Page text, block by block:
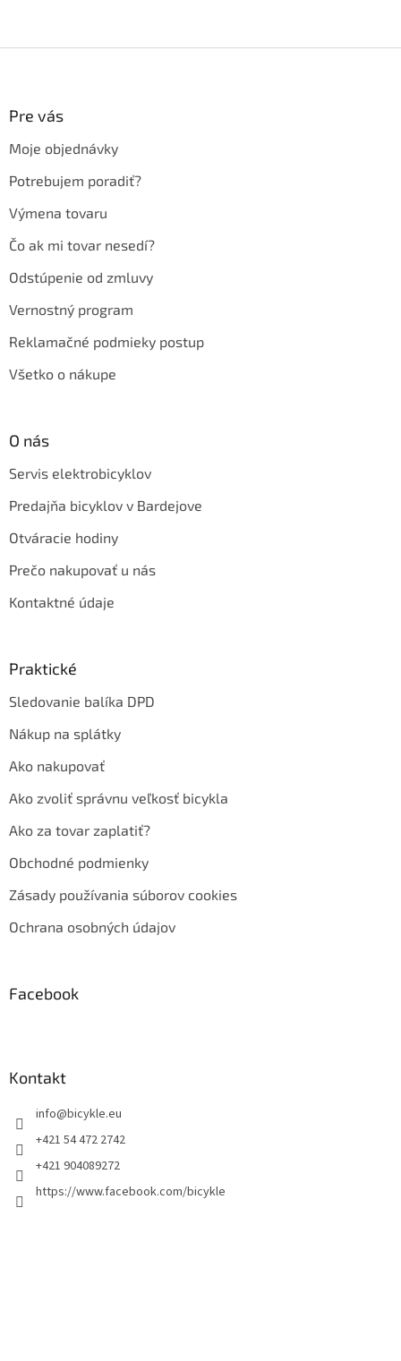
Pre vás
Moje objednávky
Potrebujem poradiť?
Výmena tovaru
Čo ak mi tovar nesedí?
Odstúpenie od zmluvy
Vernostný program
Reklamačné podmieky postup
Všetko o nákupe
O nás
Servis elektrobicyklov
Predajňa bicyklov v Bardejove
Otváracie hodiny
Prečo nakupovať u nás
Kontaktné údaje
Praktické
Sledovanie balíka DPD
Nákup na splátky
Ako nakupovať
Ako zvoliť správnu veľkosť bicykla
Ako za tovar zaplatiť?
Obchodné podmienky
Zásady používania súborov cookies
Ochrana osobných údajov
Facebook
Kontakt
info@bicykle.eu
+421 54 472 2742
+421 904089272
https://www.facebook.com/bicykle